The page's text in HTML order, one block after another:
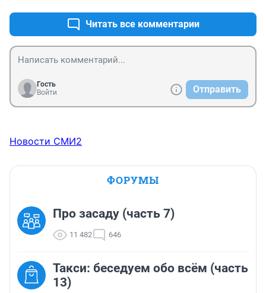
Читать все комментарии
Гость
Войти
Отправить
Новости СМИ2
ФОРУМЫ
Про засаду (часть 7)
11 482 646
Такси: беседуем обо всём (часть
13)